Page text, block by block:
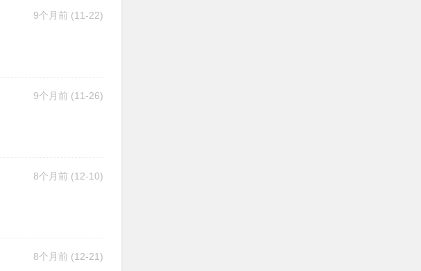
9个月前 (11-22)
9个月前 (11-26)
8个月前 (12-10)
8个月前 (12-21)